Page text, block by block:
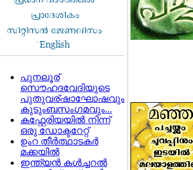
പുനലൂര്
സൌഹദവേദിയുടെ
പുതുവര്ഷാഘോഷവും
കുടുംബസംഗമവും...
കഫ്റ്റേരിയയില്‍ നിന്ന്
ഒരു ഡോക്ടറേറ്റ്
ഉംറ തീര്‍ത്ഥാടകര്‍
മക്കയില്‍
ഇന്ത്യന്‍ കള്‍ച്ചറല്‍